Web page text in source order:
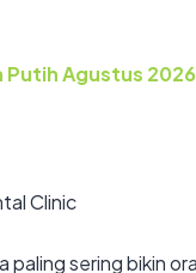
Putih Agustus
paling sering bikin